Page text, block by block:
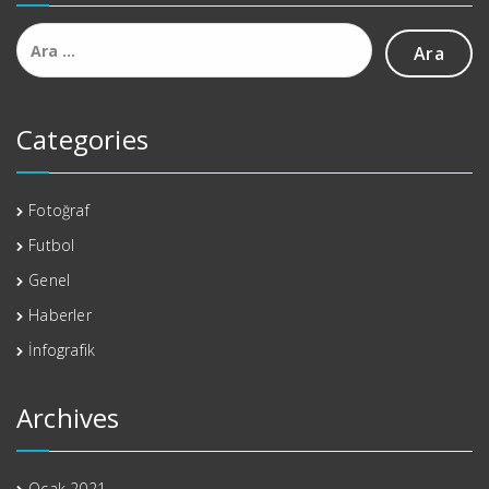
Arama:
Categories
Fotoğraf
Futbol
Genel
Haberler
İnfografik
Archives